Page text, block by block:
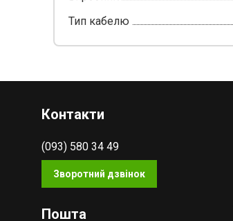
Тип кабелю
Контакти
(093) 580 34 49
Зворотний дзвінок
Пошта